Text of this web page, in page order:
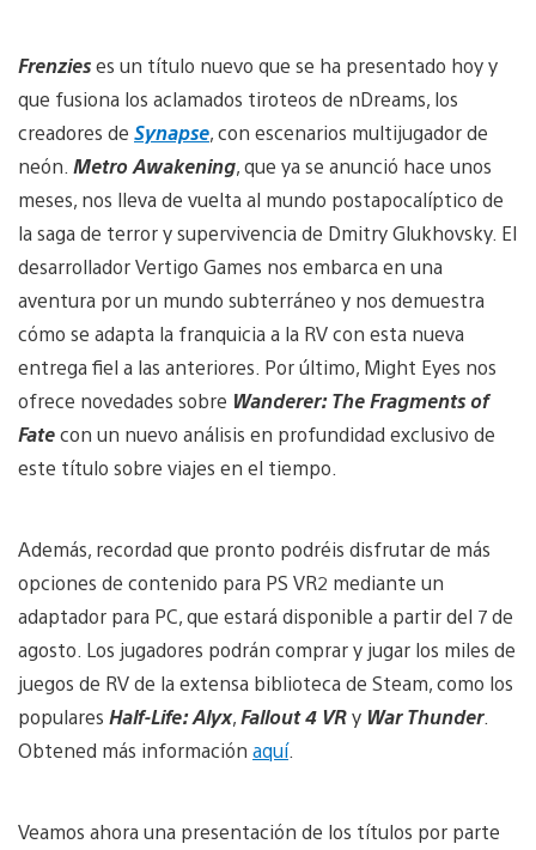
Frenzieses un título nuevo que se ha presentado hoy y
que fusiona los aclamados tiroteos de nDreams, los
creadores de Synapse, con escenarios multijugador de
neón. Metro Awakening, que ya se anunció hace unos
meses, nos lleva de vuelta al mundo postapocalíptico de
la saga de terror y supervivencia de Dmitry Glukhovsky. El
desarrollador Vertigo Games nos embarca en una
aventura por un mundo subterráneo y nos demuestra
cómo se adapta la franquicia a la RV con esta nueva
entrega fiel a las anteriores. Por último, Might Eyes nos
ofrece novedades sobre Wanderer: The Fragments of
Fatecon un nuevo análisis en profundidad exclusivo de
este título sobre viajes en el tiempo.
Además, recordad que pronto podréis disfrutar de más
opciones de contenido para PS VR2 mediante un
adaptador para PC, que estará disponible a partir del 7 de
agosto. Los jugadores podrán comprar y jugar los miles de
juegos de RV de la extensa biblioteca de Steam, como los
populares Half-Life: Alyx,Fallout 4 VRy War Thunder.
Obtened más información aquí.
Veamos ahora una presentación de los títulos por parte